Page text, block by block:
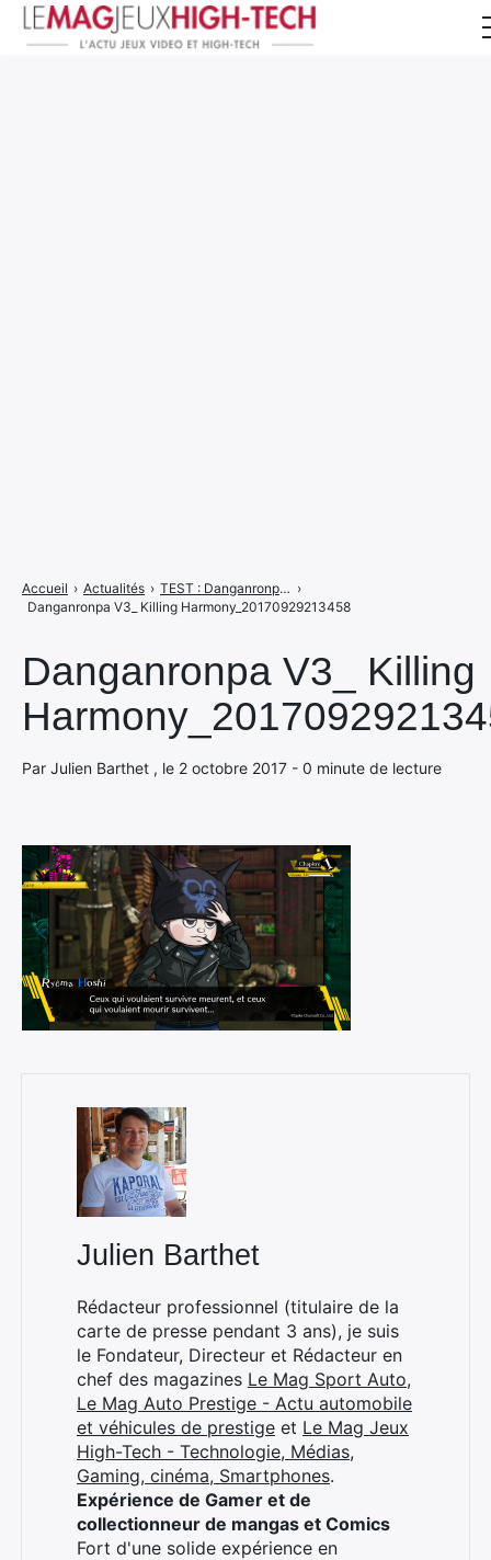
Danganronpa V3_ Killing
Par Julien Barthet , le 2 octobre 2017 - 0 minute de lecture
Accueil › Actualités › TEST : Danganronpa V3 : Killing Harmony (Playstation 4) ›
Danganronpa V3_ Killing Harmony_20170929213458
Julien Barthet
Rédacteur professionnel (titulaire de la
carte de presse pendant 3 ans), je suis
le Fondateur, Directeur et Rédacteur en
chef des magazines Le Mag Sport Auto,
Le Mag Auto Prestige - Actu automobile
et véhicules de prestige et Le Mag Jeux
High-Tech - Technologie, Médias,
Gaming, cinéma, Smartphones.
Expérience de Gamer et de
collectionneur de mangas et Comics
Fort d'une solide expérience en